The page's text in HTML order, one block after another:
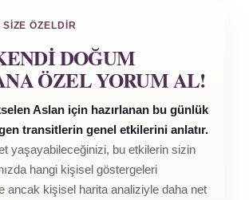
ÖZELDIR
DOĞUM
ÖZEL YORUM AL!
Aslan için hazırlanan bu günlük
transitlerin genel etkilerini anlatır.
yaşayabileceğinizi, bu etkilerin sizin
hangi kişisel göstergeleri
ancak kişisel harita analiziyle daha net